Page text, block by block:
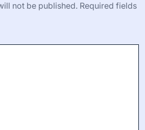
variedades de uva, incluyendo la
de nuevas opciones menos
según el tipo de vino